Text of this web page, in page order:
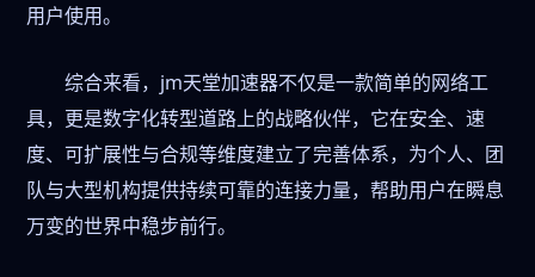
用户使用。
综合来看，jm天堂加速器不仅是一款简单的网络工
具，更是数字化转型道路上的战略伙伴，它在安全、速
度、可扩展性与合规等维度建立了完善体系，为个人、团
队与大型机构提供持续可靠的连接力量，帮助用户在瞬息
万变的世界中稳步前行。